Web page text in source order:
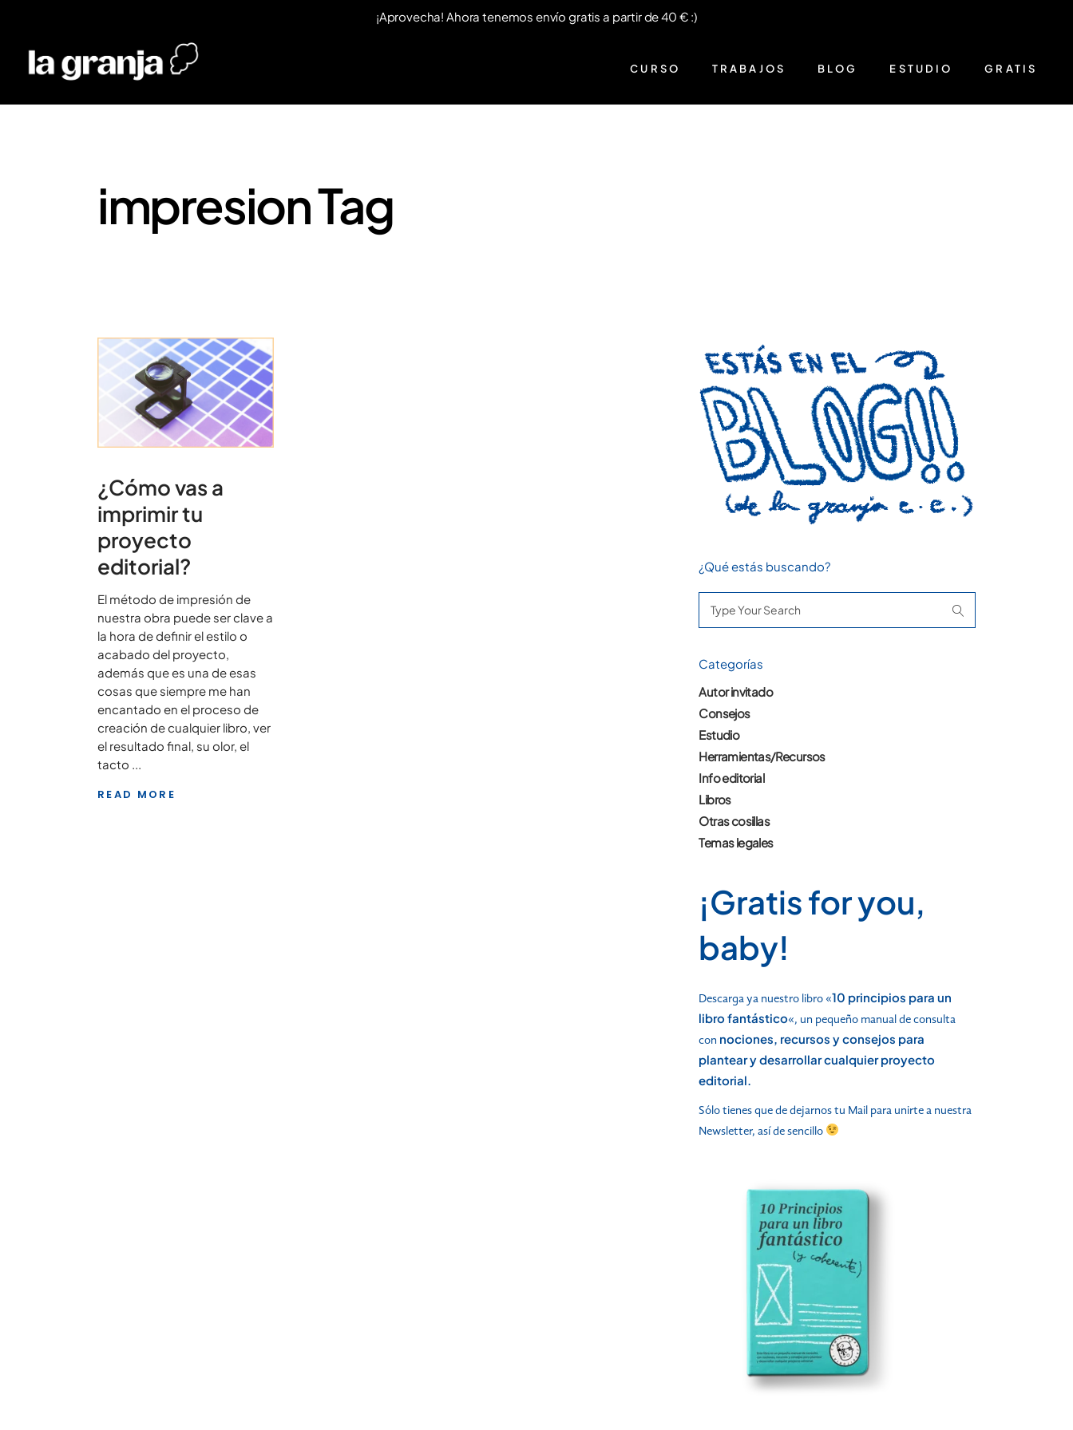
CURSO TRABAJOS BLOG ESTUDIO GRATIS
impresion Tag
¿Cómo vas a
imprimir tu
proyecto
editorial?
El método de impresión de
nuestra obra puede ser clave a
la hora de definir el estilo o
acabado del proyecto,
además que es una de esas
cosas que siempre me han
encantado en el proceso de
creación de cualquier libro, ver
el resultado final, su olor, el
tacto
READ MORE
¿Qué estás buscando?
for:
Categorías
Autor invitado
Consejos
Estudio
Herramientas/Recursos
Info editorial
Libros
Otras cosillas
Temas legales
¡Gratis for you,
baby!
Descarga ya nuestro libro «10 principios para un
libro fantástico«, un pequeño manual de consulta
con nociones, recursos y consejos para
plantear y desarrollar cualquier proyecto
editorial.
Sólo tienes que de dejarnos tu Mail para unirte a nuestra
Newsletter, así de sencillo
¡Aprovecha! Ahora tenemos envío gratis a partir de 40 € :)